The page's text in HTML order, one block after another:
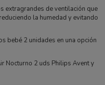
extragrandes de ventilación que
la humedad y evitando
bebé 2 unidades en una opción
Nocturno 2 uds Philips Avent y